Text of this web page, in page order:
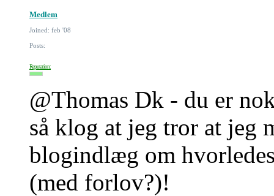
Medlem
Joined: feb '08
Posts:
Reputation:
@Thomas Dk - du er
så klog at jeg tror at jeg
blogindlæg om
(med forlov?)!